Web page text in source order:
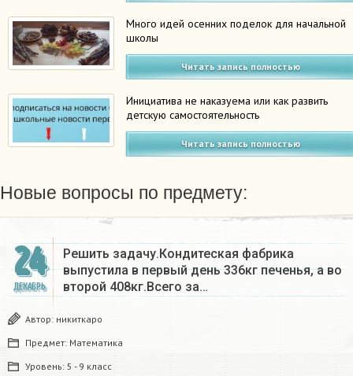
Много идей осенних поделок для начальной
школы
Читать запись полностью
Инициатива не наказуема или как развить
детскую самостоятельность
Читать запись полностью
Новые вопросы по предмету:
24
ДЕКАБРЬ
Решить задачу.Кондитеская фабрика
выпустила в первый день 336кг печенья, а во
второй 408кг.Всего за…
Автор: никиткаро
Предмет: Математика
Уровень: 5 - 9 класс